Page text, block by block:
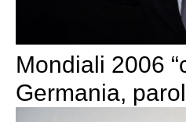
Mondiali 2006
Germania,